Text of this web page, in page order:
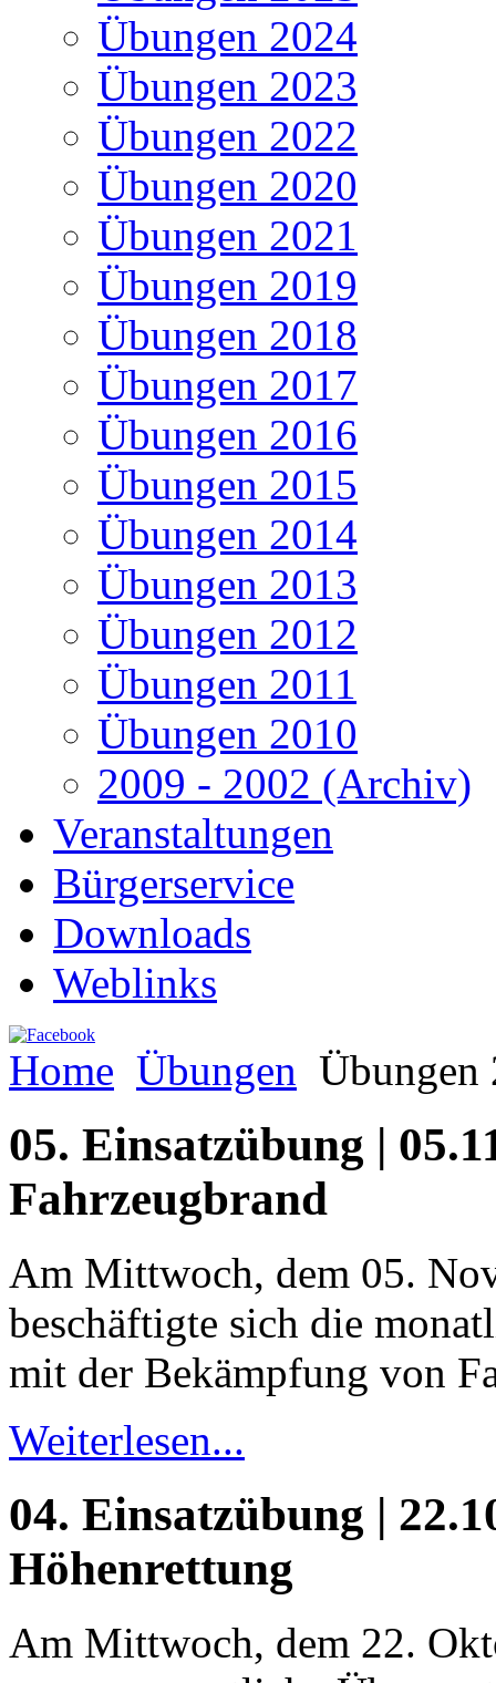
Übungen 2024
Übungen 2023
Übungen 2022
Übungen 2020
Übungen 2021
Übungen 2019
Übungen 2018
Übungen 2017
Übungen 2016
Übungen 2015
Übungen 2014
Übungen 2013
Übungen 2012
Übungen 2011
Übungen 2010
2009 - 2002 (Archiv)
Veranstaltungen
Bürgerservice
Downloads
Weblinks
Home Übungen Übungen
05. Einsatzübung |
Fahrzeugbrand
Am Mittwoch, dem 05.
beschäftigte sich die
mit der Bekämpfung von
Weiterlesen...
04. Einsatzübung |
Höhenrettung
Am Mittwoch, dem 22.